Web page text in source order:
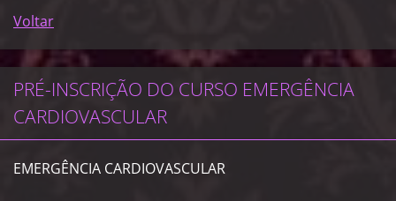
Voltar
PRÉ-INSCRIÇÃO DO CURSO EMERGÊNCIA
CARDIOVASCULAR
EMERGÊNCIA CARDIOVASCULAR